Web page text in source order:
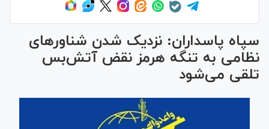
سپاه پاسداران: نزدیک شدن شناور‌های
نظامی به تنگه هرمز نقض آتش‌بس
تلقی می‌شود